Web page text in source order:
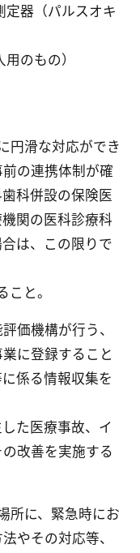
定器（パルスオキ
のもの）
円滑な対応ができ
の連携体制が確
科併設の保険医
関の医科診療科
は、この限りで
と。
価機構が行う、
に登録すること
係る情報収集を
た医療事故、イ
改善を実施する
所に、緊急時にお
やその対応等、